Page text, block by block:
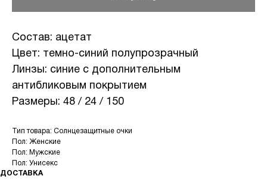
Состав: ацетат
Цвет: темно-синий полупрозрачный
Линзы: синие с дополнительным
антибликовым покрытием
Размеры: 48 / 24 / 150
Тип товара: Солнцезащитные очки
Пол: Женские
Пол: Мужские
Пол: Унисекс
ДОСТАВКА